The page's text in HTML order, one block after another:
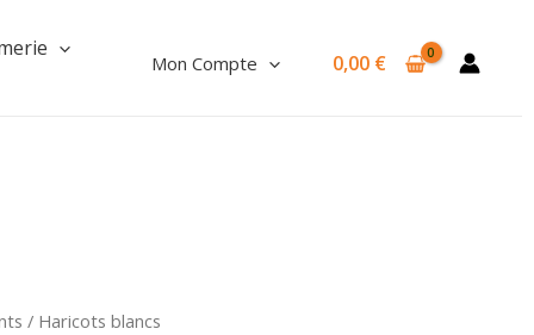
Mon Compte 0,00 €
/ Haricots blancs